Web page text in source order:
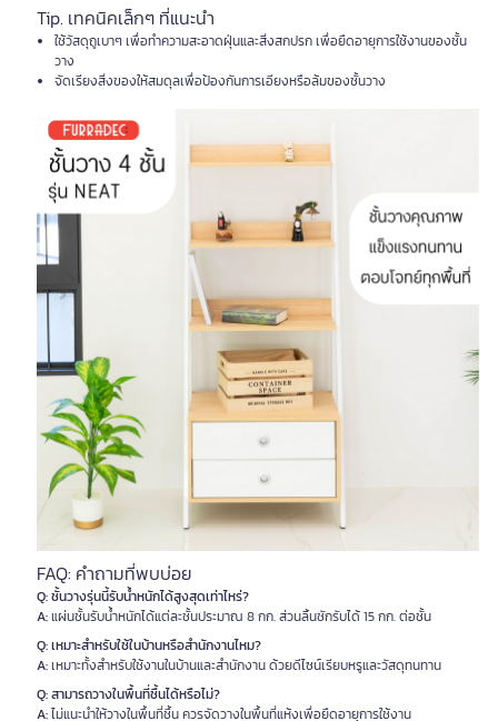
Tip. เทคนิคเล็กๆ ที่แนะนำ
ใช้วัสดุถูเบาๆ เพื่อทำความสะอาดฝุ่นและสิ่งสกปรก เพื่อยืดอายุการใช้งานของชั้น
วาง
จัดเรียงสิ่งของให้สมดุลเพื่อป้องกันการเอียงหรือล้มของชั้นวาง
FAQ: คำถามที่พบบ่อย
Q: ชั้นวางรุ่นนี้รับน้ำหนักได้สูงสุดเท่าไหร่?
A:แผ่นชั้นรับน้ำหนักได้แต่ละชั้นประมาณ 8 กก. ส่วนลิ้นชักรับได้ 15 กก. ต่อชั้น
Q: เหมาะสำหรับใช้ในบ้านหรือสำนักงานไหม?
A:เหมาะทั้งสำหรับใช้งานในบ้านและสำนักงาน ด้วยดีไซน์เรียบหรูและวัสดุทนทาน
Q: สามารถวางในพื้นที่ชื้นได้หรือไม่?
A:ไม่แนะนำให้วางในพื้นที่ชื้น ควรจัดวางในพื้นที่แห้งเพื่อยืดอายุการใช้งาน